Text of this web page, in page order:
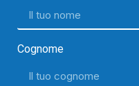
Cognome